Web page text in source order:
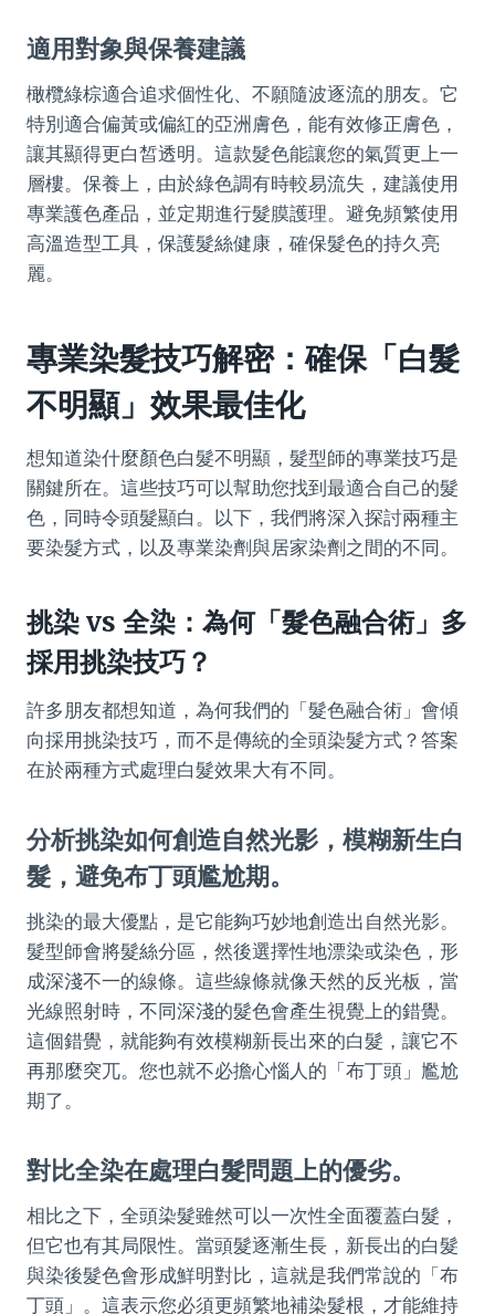
適用對象與保養建議
橄欖綠棕適合追求個性化、不願隨波逐流的朋友。它
特別適合偏黃或偏紅的亞洲膚色，能有效修正膚色，
讓其顯得更白皙透明。這款髮色能讓您的氣質更上一
層樓。保養上，由於綠色調有時較易流失，建議使用
專業護色產品，並定期進行髮膜護理。避免頻繁使用
高溫造型工具，保護髮絲健康，確保髮色的持久亮
麗。
專業染髮技巧解密：確保「白髮
不明顯」效果最佳化
想知道染什麼顏色白髮不明顯，髮型師的專業技巧是
關鍵所在。這些技巧可以幫助您找到最適合自己的髮
色，同時令頭髮顯白。以下，我們將深入探討兩種主
要染髮方式，以及專業染劑與居家染劑之間的不同。
挑染 vs 全染：為何「髮色融合術」多
採用挑染技巧？
許多朋友都想知道，為何我們的「髮色融合術」會傾
向採用挑染技巧，而不是傳統的全頭染髮方式？答案
在於兩種方式處理白髮效果大有不同。
分析挑染如何創造自然光影，模糊新生白
髮，避免布丁頭尷尬期。
挑染的最大優點，是它能夠巧妙地創造出自然光影。
髮型師會將髮絲分區，然後選擇性地漂染或染色，形
成深淺不一的線條。這些線條就像天然的反光板，當
光線照射時，不同深淺的髮色會產生視覺上的錯覺。
這個錯覺，就能夠有效模糊新長出來的白髮，讓它不
再那麼突兀。您也就不必擔心惱人的「布丁頭」尷尬
期了。
對比全染在處理白髮問題上的優劣。
相比之下，全頭染髮雖然可以一次性全面覆蓋白髮，
但它也有其局限性。當頭髮逐漸生長，新長出的白髮
與染後髮色會形成鮮明對比，這就是我們常說的「布
丁頭」。這表示您必須更頻繁地補染髮根，才能維持